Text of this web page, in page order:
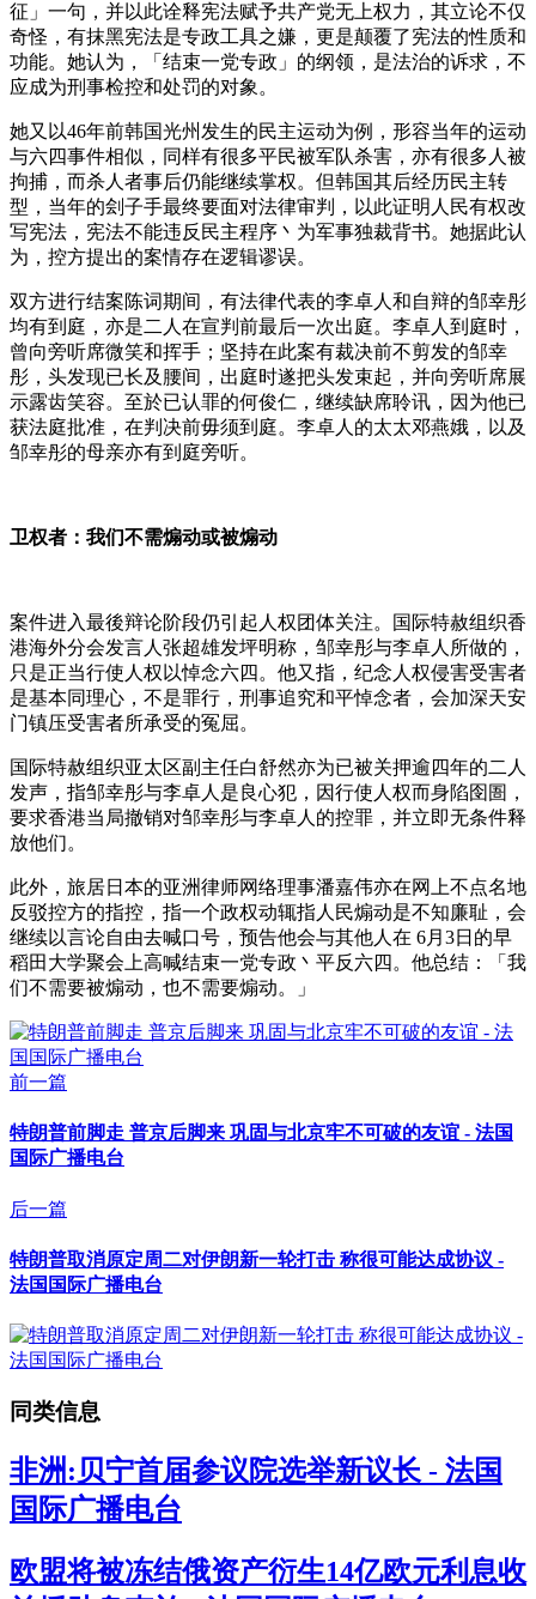
征」一句，并以此诠释宪法赋予共产党无上权力，其立论不仅
奇怪，有抹黑宪法是专政工具之嫌，更是颠覆了宪法的性质和
功能。她认为，「结束一党专政」的纲领，是法治的诉求，不
应成为刑事检控和处罚的对象。
她又以46年前韩国光州发生的民主运动为例，形容当年的运动
与六四事件相似，同样有很多平民被军队杀害，亦有很多人被
拘捕，而杀人者事后仍能继续掌权。但韩国其后经历民主转
型，当年的刽子手最终要面对法律审判，以此证明人民有权改
写宪法，宪法不能违反民主程序丶为军事独裁背书。她据此认
为，控方提出的案情存在逻辑谬误。
双方进行结案陈词期间，有法律代表的李卓人和自辩的邹幸彤
均有到庭，亦是二人在宣判前最后一次出庭。李卓人到庭时，
曾向旁听席微笑和挥手；坚持在此案有裁决前不剪发的邹幸
彤，头发现已长及腰间，出庭时遂把头发束起，并向旁听席展
示露齿笑容。至於已认罪的何俊仁，继续缺席聆讯，因为他已
获法庭批准，在判决前毋须到庭。李卓人的太太邓燕娥，以及
邹幸彤的母亲亦有到庭旁听。
卫权者：我们不需煽动或被煽动
案件进入最後辩论阶段仍引起人权团体关注。国际特赦组织香
港海外分会发言人张超雄发坪明称，邹幸彤与李卓人所做的，
只是正当行使人权以悼念六四。他又指，纪念人权侵害受害者
是基本同理心，不是罪行，刑事追究和平悼念者，会加深天安
门镇压受害者所承受的冤屈。
国际特赦组织亚太区副主任白舒然亦为已被关押逾四年的二人
发声，指邹幸彤与李卓人是良心犯，因行使人权而身陷囹圄，
要求香港当局撤销对邹幸彤与李卓人的控罪，并立即无条件释
放他们。
此外，旅居日本的亚洲律师网络理事潘嘉伟亦在网上不点名地
反驳控方的指控，指一个政权动辄指人民煽动是不知廉耻，会
继续以言论自由去喊口号，预告他会与其他人在 6月3日的早
稻田大学聚会上高喊结束一党专政丶平反六四。他总结：「我
们不需要被煽动，也不需要煽动。」
前一篇
特朗普前脚走 普京后脚来 巩固与北京牢不可破的友谊 - 法国
国际广播电台
后一篇
特朗普取消原定周二对伊朗新一轮打击 称很可能达成协议 -
法国国际广播电台
同类信息
非洲:贝宁首届参议院选举新议长 - 法国
国际广播电台
欧盟将被冻结俄资产衍生14亿欧元利息收